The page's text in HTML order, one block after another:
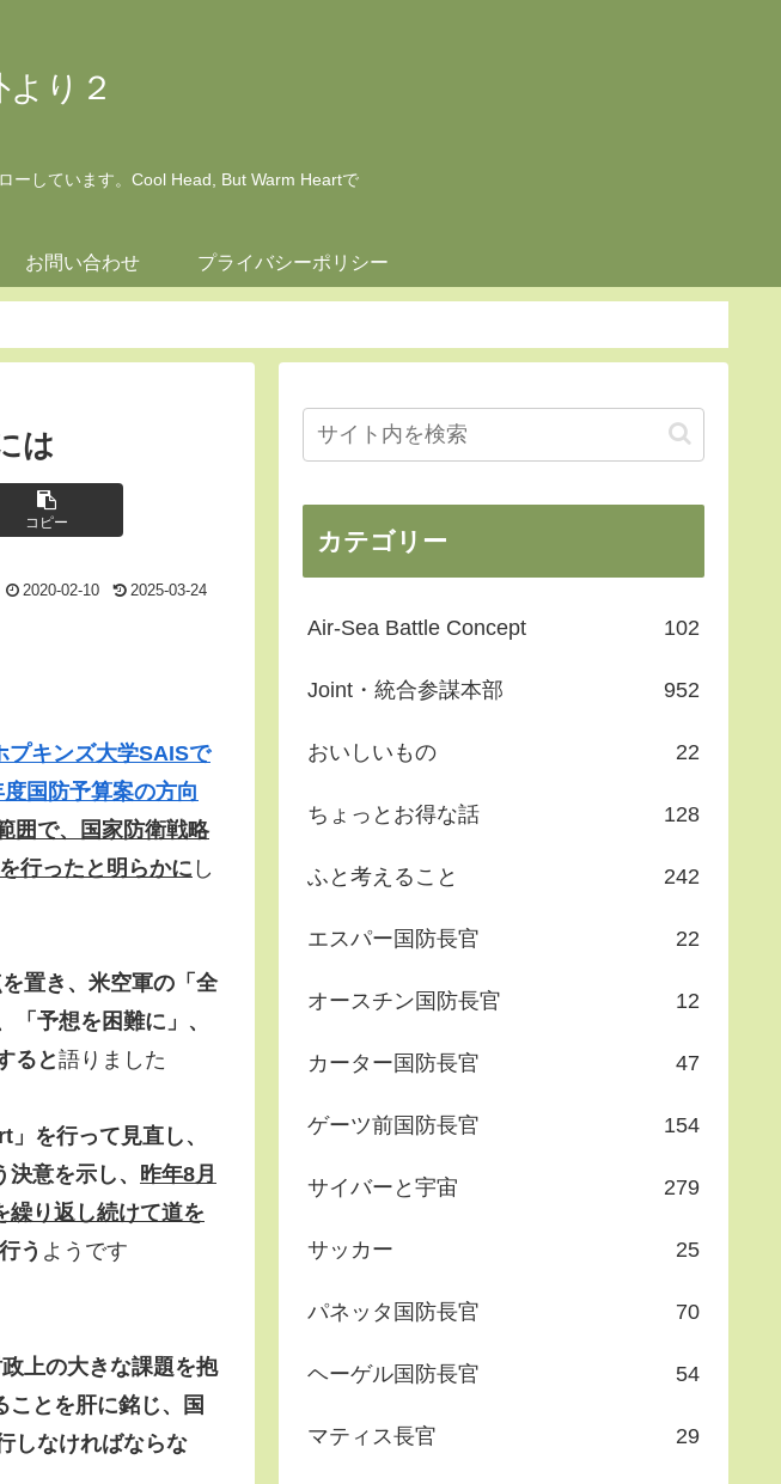
り２
ーしています。Cool Head, But Warm Heartで
お問い合わせ プライバシーポリシー
は
コピー
2020-02-10 2025-03-24
プキンズ大学SAISで
国防予算案の方向
囲で、国家防衛戦略
行ったと明らかに し
置き、米空軍の「全
予想を困難に」、
ると語りました
を行って見直し、
意を示し、 昨年8月
繰り返し続けて道を
う ようです
上の大きな課題を抱
ことを肝に銘じ、国
しなければならな
カテゴリー
Air-Sea Battle Concept 102
Joint・統合参謀本部 952
おいしいもの 22
ちょっとお得な話 128
ふと考えること 242
エスパー国防長官 22
オースチン国防長官 12
カーター国防長官 47
ゲーツ前国防長官 154
サイバーと宇宙 279
サッカー 25
パネッタ国防長官 70
ヘーゲル国防長官 54
マティス長官 29